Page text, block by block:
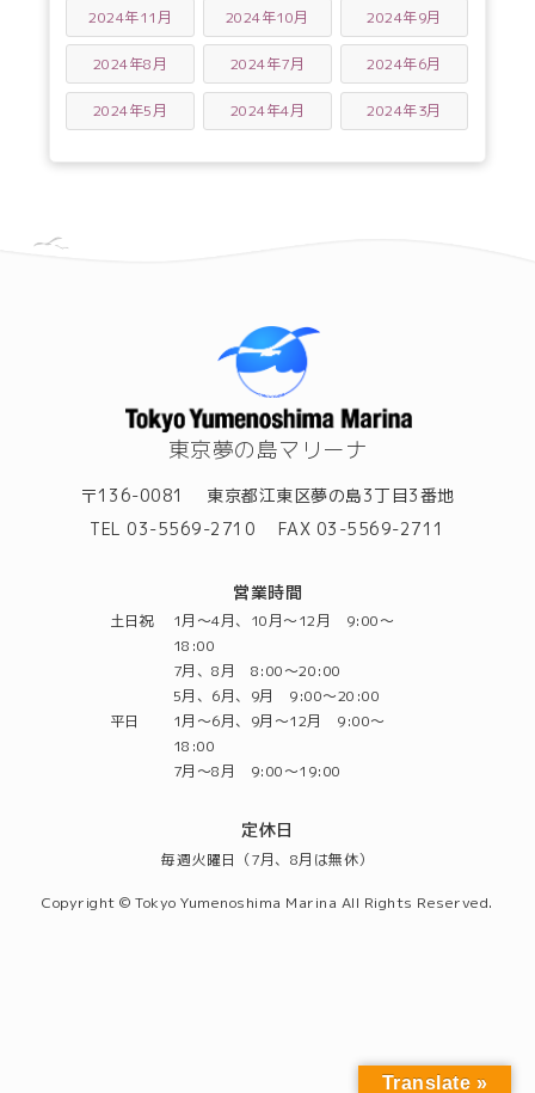
2024年11月 2024年10月 2024年9月
2024年8月 2024年7月 2024年6月
2024年5月 2024年4月 2024年3月
東京夢の島マリーナ
〒136-0081
東京都江東区夢の島3丁目3番地
TEL 03-5569-2710
FAX 03-5569-2711
営業時間
土日祝
1月～4月、10月～12月 9:00～
18:00
7月、8月 8:00～20:00
5月、6月、9月 9:00～20:00
平日
1月～6月、9月～12月 9:00～
18:00
7月～8月 9:00～19:00
定休日
毎週火曜日（7月、8月は無休）
Copyright © Tokyo Yumenoshima Marina All Rights Reserved.
Translate »